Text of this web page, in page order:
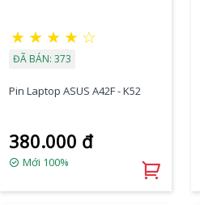
★ ★ ★ ★ ☆
ĐÃ BÁN: 373
Pin Laptop ASUS A42F - K52
380.000 đ
Mới 100%